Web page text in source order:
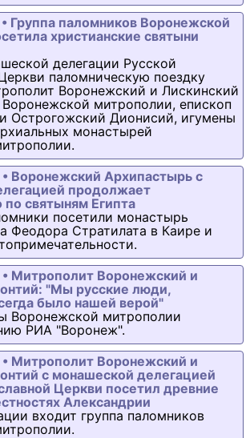
Группа паломников Воронежской
христианские святыни
делегации Русской
паломническую поездку
Воронежский и Лискинский
митрополии, епископ
Острогожский Дионисий, игумены
монастырей
Воронежский Архипастырь с
продолжает
по святыням Египта
посетили монастырь
Феодора Стратилата в Каире и
Митрополит Воронежский и
"Мы русские люди,
было нашей верой"
Воронежской митрополии
РИА "Воронеж".
Митрополит Воронежский и
с монашеской делегацией
Церкви посетил древние
Александрии
входит группа паломников